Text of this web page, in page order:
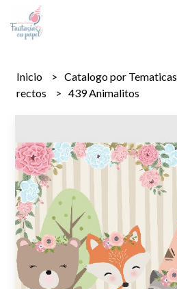
Inicio Catalogo por Tematicas
rectos
439 Animalitos